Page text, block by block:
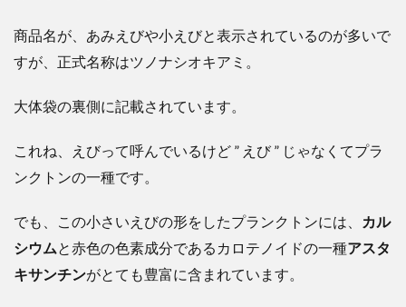
商品名が、あみえびや小えびと表示されているのが多いで
すが、正式名称はツノナシオキアミ。
大体袋の裏側に記載されています。
これね、えびって呼んでいるけど ” えび ” じゃなくてプラ
ンクトンの一種です。
でも、この小さいえびの形をしたプランクトンには、
カル
シウムと赤色の色素成分であるカロテノイドの一種アスタ
キサンチンがとても豊富に含まれています。